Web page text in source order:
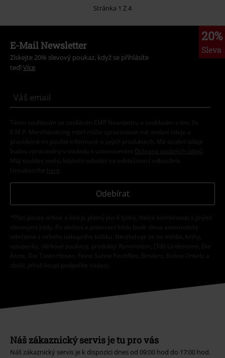
Stránka 1 Z 4
20%
Sleva
E-Mail Newsletter
Získejte 20% slevový poukaz, když se přihlásíte
teď! Více
Tímto souhlasím se zasíláním EMP Newslettru a souhlasím s tím, že
E.M.P. Merchandising mbH může zpracovávat mé osobní údaje a
pravidelně mi posílat informace o svých produktech. Mé osobní údaje
budou zpracovány v souladu s ustanoveními
Ochrana osobních údajů
Můj souhlas mohu kdykoliv odvolat na odhlašovací odkaz/link.
Unsubscribe here
Odebírat
*Platí pouze online a kód je platný jen 4 týdny. Nelze kombinovat s jinými
slevovými kódy. Po vložení a potvrzení kódu bude sleva automaticky
odečtena z vašeho nákupního košíku. Nevztahuje se na média, knihy,
vstupenky, dárkové poukazy, produkty: Rammstein, (Till) Lindemann, Die
Ärzte, Die Toten Hosen, Feine Sahne Fischfilet, Broilers, Böhse Onkelz a
zboží, jehož koupí podpoříte nadaci.
Náš zákaznický servis je tu pro vás
Náš zákaznický servis je k dispozici dnes od 09:00 hod do 17:00 hod.